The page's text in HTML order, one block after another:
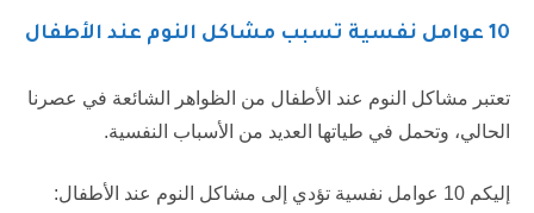
10 عوامل نفسية تسبب مشاكل النوم عند الأطفال
تعتبر مشاكل النوم عند الأطفال من الظواهر الشائعة في عصرنا
الحالي، وتحمل في طياتها العديد من الأسباب النفسية.
إليكم 10 عوامل نفسية تؤدي إلى مشاكل النوم عند الأطفال: